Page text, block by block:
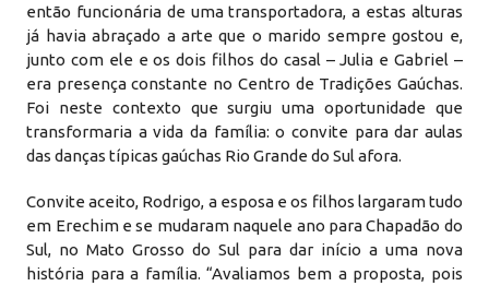
então funcionária de uma transportadora, a estas alturas
já havia abraçado a arte que o marido sempre gostou e,
junto com ele e os dois filhos do casal – Julia e Gabriel –
era presença constante no Centro de Tradições Gaúchas.
Foi neste contexto que surgiu uma oportunidade que
transformaria a vida da família: o convite para dar aulas
das danças típicas gaúchas Rio Grande do Sul afora.
Convite aceito, Rodrigo, a esposa e os filhos largaram tudo
em Erechim e se mudaram naquele ano para Chapadão do
Sul, no Mato Grosso do Sul para dar início a uma nova
história para a família. “Avaliamos bem a proposta, pois